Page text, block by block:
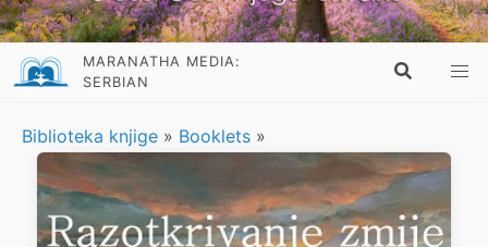
MARANATHA MEDIA:
SERBIAN
Biblioteka knjige » Booklets »